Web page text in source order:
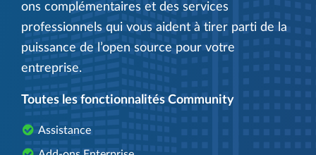
ons complémentaires et des services
professionnels qui vous aident à tirer parti de la
puissance de l’open source pour votre
entreprise.
Toutes les fonctionnalités Community
Assistance